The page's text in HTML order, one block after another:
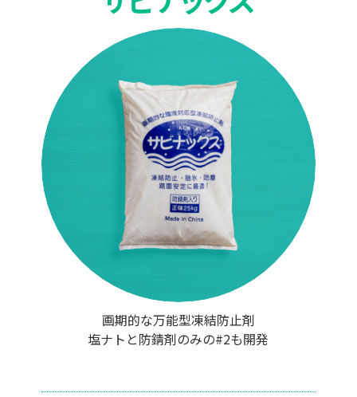
画期的な万能型凍結防止剤
塩ナトと防錆剤のみの#2も開発